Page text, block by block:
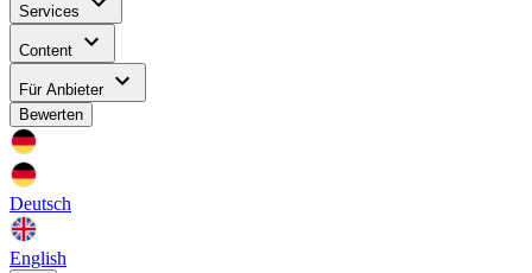
Services
Content
Für Anbieter
Bewerten
Deutsch
English